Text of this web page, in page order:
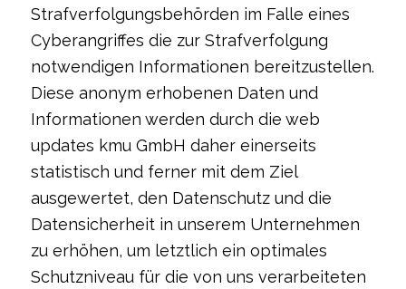
Strafverfolgungsbehörden im Falle eines
Cyberangriffes die zur Strafverfolgung
notwendigen Informationen bereitzustellen.
Diese anonym erhobenen Daten und
Informationen werden durch die web
updates kmu GmbH daher einerseits
statistisch und ferner mit dem Ziel
ausgewertet, den Datenschutz und die
Datensicherheit in unserem Unternehmen
zu erhöhen, um letztlich ein optimales
Schutzniveau für die von uns verarbeiteten